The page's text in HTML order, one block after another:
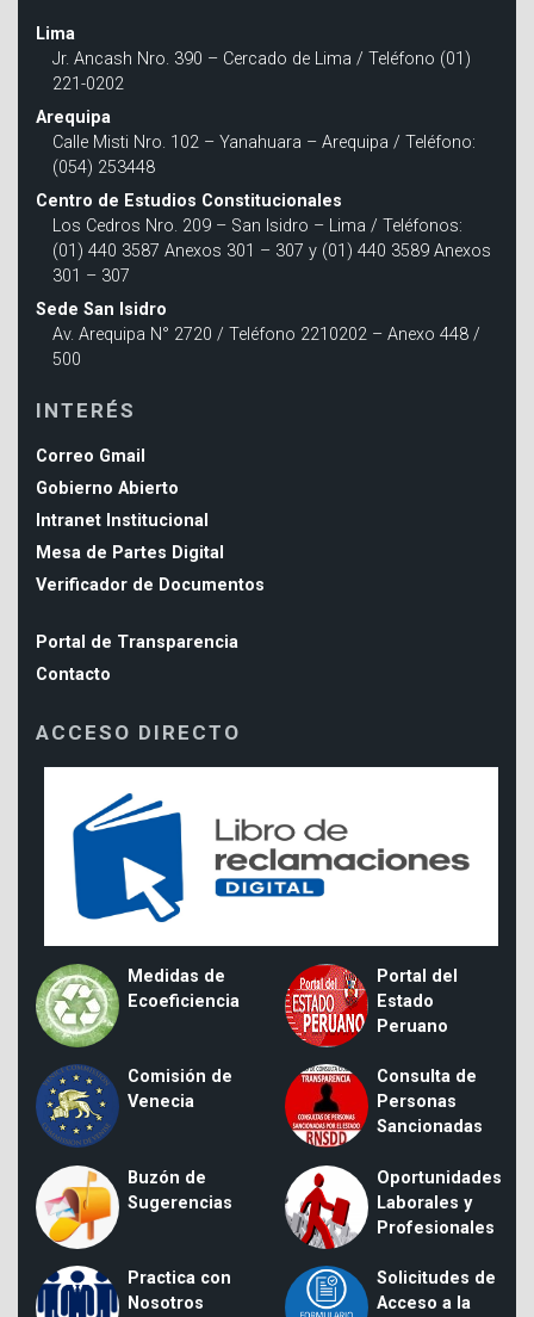
Lima
Jr. Ancash Nro. 390 – Cercado de Lima / Teléfono (01)
221-0202
Arequipa
Calle Misti Nro. 102 – Yanahuara – Arequipa / Teléfono:
(054) 253448
Centro de Estudios Constitucionales
Los Cedros Nro. 209 – San Isidro – Lima / Teléfonos:
(01) 440 3587 Anexos 301 – 307 y (01) 440 3589 Anexos
301 – 307
Sede San Isidro
Av. Arequipa N° 2720 / Teléfono 2210202 – Anexo 448 /
500
INTERÉS
Correo Gmail
Gobierno Abierto
Intranet Institucional
Mesa de Partes Digital
Verificador de Documentos
Portal de Transparencia
Contacto
ACCESO DIRECTO
Medidas de
Ecoeficiencia
Portal del
Estado
Peruano
Comisión de
Venecia
Consulta de
Personas
Sancionadas
Buzón de
Sugerencias
Oportunidades
Laborales y
Profesionales
Practica con
Nosotros
Solicitudes de
Acceso a la